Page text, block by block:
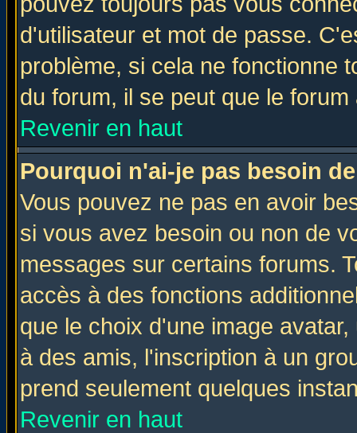
d'utilisateur et mot de passe.
problème, si cela ne fonctionne
du forum, il se peut que le
Revenir en haut
Pourquoi n'ai-je pas besoin
Vous pouvez ne pas en avoir
si vous avez besoin ou non de
messages sur certains forums.
accès à des fonctions
que le choix d'une image
à des amis, l'inscription à un
prend seulement quelques
Revenir en haut